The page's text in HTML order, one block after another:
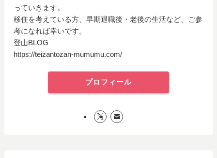
っていきます。
移住を考えている方、早期退職後・老後の生活など、ご参
考になれば幸いです。
登山BLOG
https://teizantozan-mumumu.com/
プロフィール